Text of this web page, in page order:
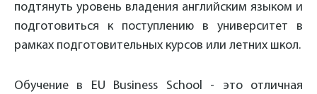
подтянуть уровень владения английским языком и
подготовиться к поступлению в университет в
рамках подготовительных курсов или летних школ.
Обучение в EU Business School - это отличная